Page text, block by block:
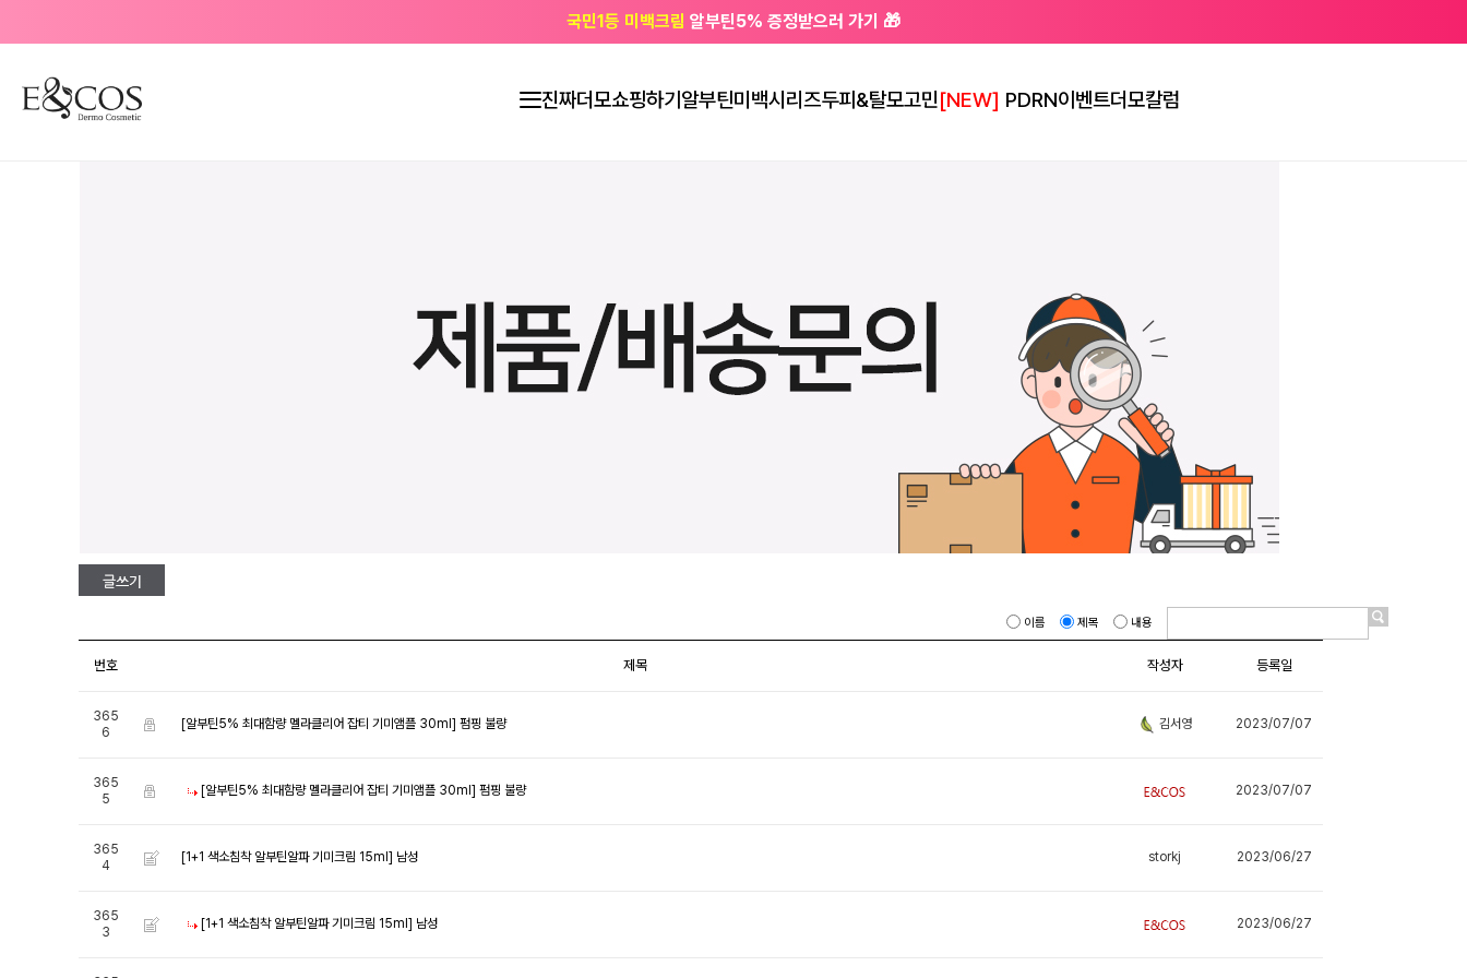
국민1등 미백크림 알부틴5% 증정받으러 가기 🎁
진짜더모쇼핑하기 알부틴미백시리즈두피&탈모고민[NEW] PDRN이벤트더모칼럼
이름 제목 내용
번호 제목 작성자 등록일
365
6
[알부틴5% 최대함량 멜라클리어 잡티 기미앰플 30ml] 펌핑 불량 김서영 2023/07/07
365
5
[알부틴5% 최대함량 멜라클리어 잡티 기미앰플 30ml] 펌핑 불량 2023/07/07
365
4
[1+1 색소침착 알부틴알파 기미크림 15ml] 남성 storkj 2023/06/27
365
3
[1+1 색소침착 알부틴알파 기미크림 15ml] 남성 2023/06/27